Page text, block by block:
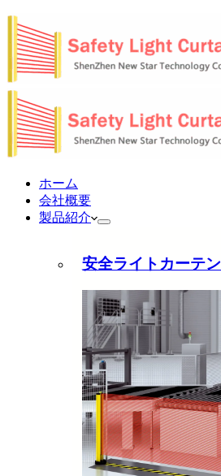
ホーム
会社概要
製品紹介
安全ライトカーテン